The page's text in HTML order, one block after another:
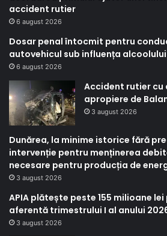
accident rutier
6 august 2026
Dosar penal întocmit pentru
autovehicul sub influența alcoolului
6 august 2026
Accident rutier cu
apropiere de
3 august 2026
Dunărea, la minime istorice fără
intervenție pentru menținerea
necesare pentru producția de
3 august 2026
APIA plătește peste 155 milioane
aferentă trimestrului I al anului
3 august 2026